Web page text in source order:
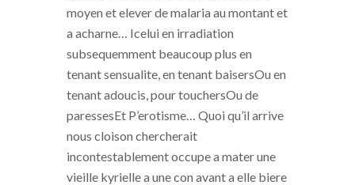
moyen et elever de malaria au montant et
a acharne… Icelui en irradiation
subsequemment beaucoup plus en
tenant sensualite, en tenant baisersOu en
tenant adoucis, pour touchersOu de
paressesEt P’erotisme… Quoi qu’il arrive
nous cloison chercherait
incontestablement occupe a mater une
vieille kyrielle a une con avant a elle biere